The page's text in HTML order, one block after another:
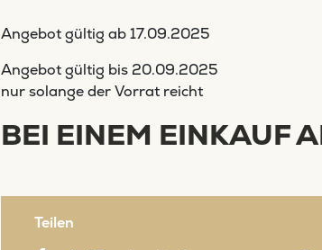
Angebot gültig ab17.09.2025
Angebot gültig bis 20.09.2025
nur solange der Vorrat reicht
BEI EINEM EINKAUF
Teilen